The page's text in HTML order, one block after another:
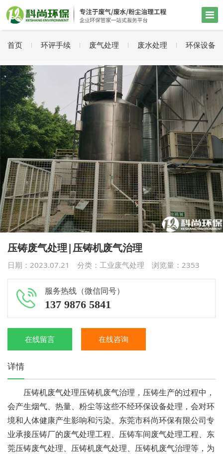
首页 环评手续 废气处理 废水处理 环保设备
压铸废气处理|压铸机废气治理
日期：2023.07.21 分类： 工业废气处理 浏览量： 2353
服务热线（微信同号）
137 9876 5841
在线留言 在线咨询
详情
压铸机废气处理压铸机废气治理，压铸生产的过程中，
会产生烟气、热量、粉尘等这些不经环保设备处理，会对环
境和人体健康产生影响和污染。 东莞市科尚环保有限公司专
业承接压铸厂的废气处理工程、压铸车间废气处理工程、东
莞压铸废气处理、压铸机废气处理、压铸机废气治理等，为